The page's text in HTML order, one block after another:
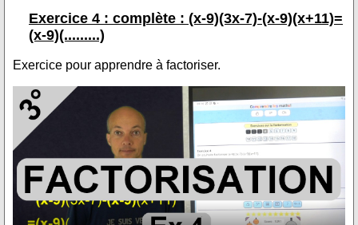
Exercice 4 : complète : (x-9)(3x-7)-(x-9)(x+11)=
(x-9)(.........)
Exercice pour apprendre à factoriser.